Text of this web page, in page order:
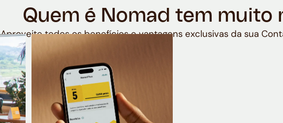
Quem é Nomad tem muito
Aproveite todos os benefícios e vantagens exclusivas da sua